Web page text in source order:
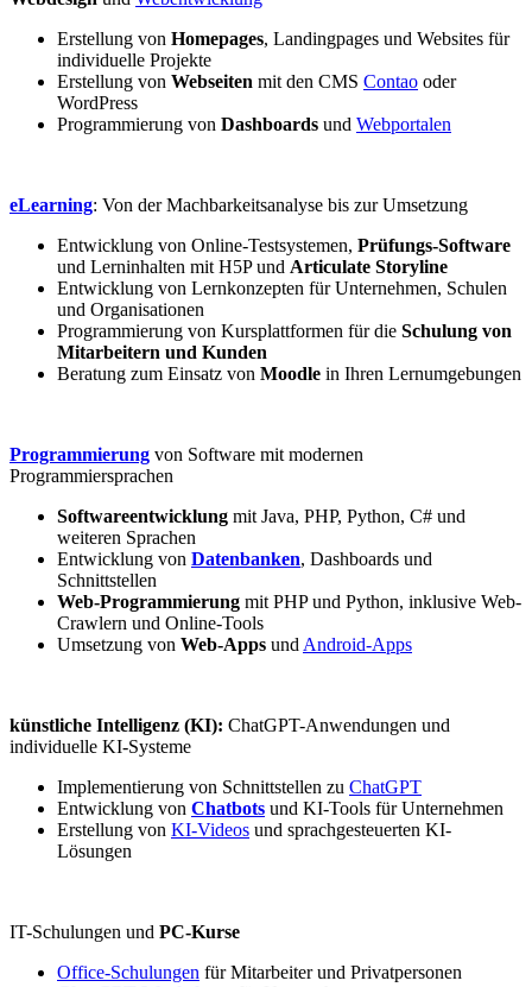
Erstellung von Homepages, Landingpages und Websites für
individuelle Projekte
Erstellung von Webseiten mit den CMS Contao oder
WordPress
Programmierung von Dashboards und Webportalen
eLearning: Von der Machbarkeitsanalyse bis zur Umsetzung
Entwicklung von Online-Testsystemen, Prüfungs-Software
und Lerninhalten mit H5P und Articulate Storyline
Entwicklung von Lernkonzepten für Unternehmen, Schulen
und Organisationen
Programmierung von Kursplattformen für die Schulung von
Mitarbeitern und Kunden
Beratung zum Einsatz von Moodle in Ihren Lernumgebungen
Programmierung von Software mit modernen
Programmiersprachen
Softwareentwicklung mit Java, PHP, Python, C# und
weiteren Sprachen
Entwicklung von Datenbanken, Dashboards und
Schnittstellen
Web-Programmierung mit PHP und Python, inklusive Web-
Crawlern und Online-Tools
Umsetzung von Web-Apps und Android-Apps
künstliche Intelligenz (KI): ChatGPT-Anwendungen und
individuelle KI-Systeme
Implementierung von Schnittstellen zu ChatGPT
Entwicklung von Chatbots und KI-Tools für Unternehmen
Erstellung von KI-Videos und sprachgesteuerten KI-
Lösungen
IT-Schulungen und PC-Kurse
Office-Schulungen für Mitarbeiter und Privatpersonen